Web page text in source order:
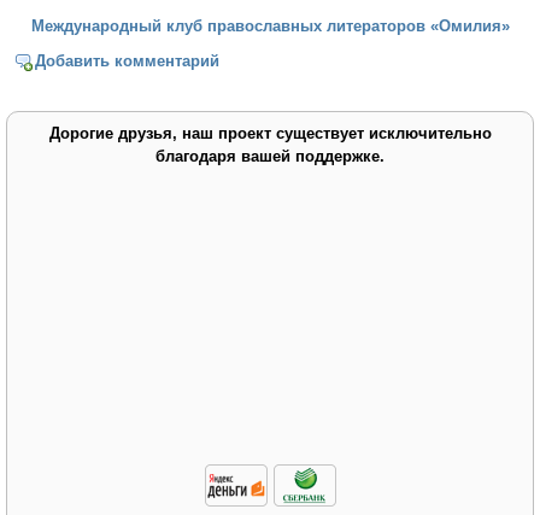
Международный клуб православных литераторов «Омилия»
Добавить комментарий
Дорогие друзья, наш проект существует исключительно
благодаря вашей поддержке.